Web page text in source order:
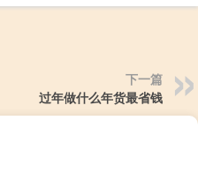
下一篇
过年做什么年货最省钱